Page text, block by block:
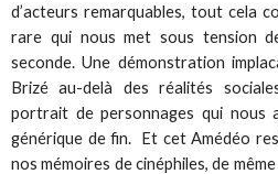
d’acteurs remarquables, tout cela
rare qui nous met sous tension
seconde. Une démonstration
Brizé au-delà des réalités
portrait de personnages qui nous
générique de fin. Et cet Amédéo
nos mémoires de cinéphiles, de